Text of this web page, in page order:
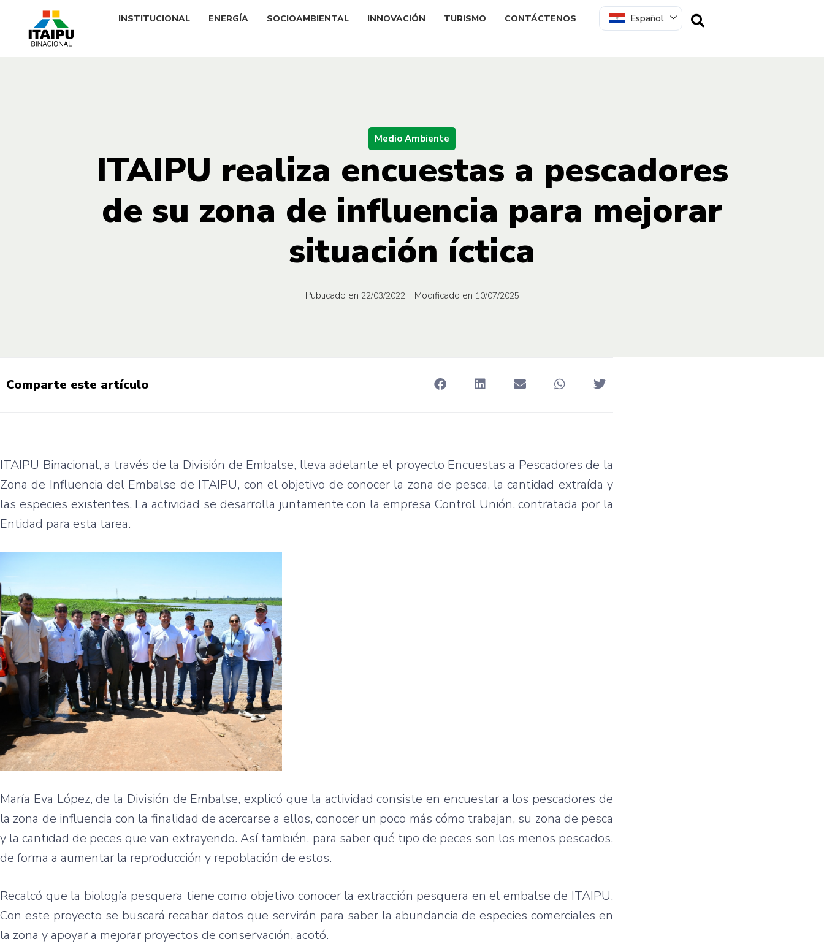
INSTITUCIONAL ENERGÍA SOCIOAMBIENTAL INNOVACIÓN TURISMO CONTÁCTENOS Español
Medio Ambiente
ITAIPU realiza encuestas a pescadores
de su zona de influencia para mejorar
situación íctica
Publicado en 22/03/2022 | Modificado en 10/07/2025
Comparte este artículo
ITAIPU Binacional, a través de la División de Embalse, lleva adelante el proyecto Encuestas a Pescadores de la
Zona de Influencia del Embalse de ITAIPU, con el objetivo de conocer la zona de pesca, la cantidad extraída y
las especies existentes. La actividad se desarrolla juntamente con la empresa Control Unión, contratada por la
Entidad para esta tarea.
María Eva López, de la División de Embalse, explicó que la actividad consiste en encuestar a los pescadores de
la zona de influencia con la finalidad de acercarse a ellos, conocer un poco más cómo trabajan, su zona de pesca
y la cantidad de peces que van extrayendo. Así también, para saber qué tipo de peces son los menos pescados,
de forma a aumentar la reproducción y repoblación de estos.
Recalcó que la biología pesquera tiene como objetivo conocer la extracción pesquera en el embalse de ITAIPU.
Con este proyecto se buscará recabar datos que servirán para saber la abundancia de especies comerciales en
la zona y apoyar a mejorar proyectos de conservación, acotó.